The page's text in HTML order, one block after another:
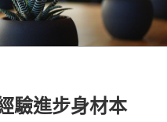
驗進步身材本